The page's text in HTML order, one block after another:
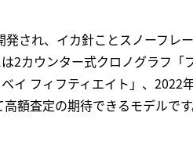
され、イカ針ことスノーフレ
2カウンター式クロノグラフ「
イ フィフティエイト」、2022
額査定の期待できるモデルです